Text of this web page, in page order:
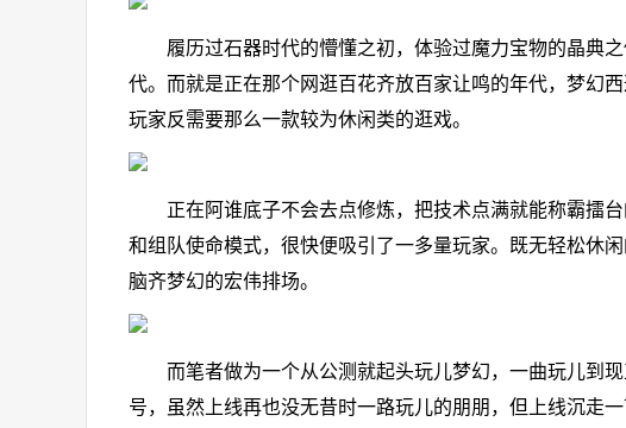
履历过石器时代的懵懂之初，体验过魔力宝物的晶典之
代。而就是正在那个网逛百花齐放百家让鸣的年代，梦幻
玩家反需要那么一款较为休闲类的逛戏。
正在阿谁底子不会去点修炼，把技术点满就能称霸擂台
和组队使命模式，很快便吸引了一多量玩家。既无轻松休
脑齐梦幻的宏伟排场。
而笔者做为一个从公测就起头玩儿梦幻，一曲玩儿到现
号，虽然上线再也没无昔时一路玩儿的朋朋，但上线沉走